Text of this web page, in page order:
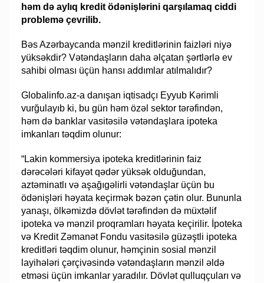
həm də aylıq kredit ödənişlərini qarşılamaq ciddi
problemə çevrilib.
Bəs Azərbaycanda mənzil kreditlərinin faizləri niyə
yüksəkdir? Vətəndaşların daha əlçatan şərtlərlə ev
sahibi olması üçün hansı addımlar atılmalıdır?
Globalinfo.az-a danışan iqtisadçı Eyyub Kərimli
vurğulayıb ki, bu gün həm özəl sektor tərəfindən,
həm də banklar vasitəsilə vətəndaşlara ipoteka
imkanları təqdim olunur:
“Lakin kommersiya ipoteka kreditlərinin faiz
dərəcələri kifayət qədər yüksək olduğundan,
aztəminatlı və aşağıgəlirli vətəndaşlar üçün bu
ödənişləri həyata keçirmək bəzən çətin olur. Bununla
yanaşı, ölkəmizdə dövlət tərəfindən də müxtəlif
ipoteka və mənzil proqramları həyata keçirilir. İpoteka
və Kredit Zəmanət Fondu vasitəsilə güzəştli ipoteka
kreditləri təqdim olunur, həmçinin sosial mənzil
layihələri çərçivəsində vətəndaşların mənzil əldə
etməsi üçün imkanlar yaradılır. Dövlət qulluqçuları və